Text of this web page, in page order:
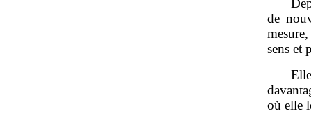
de
sens et
où elle